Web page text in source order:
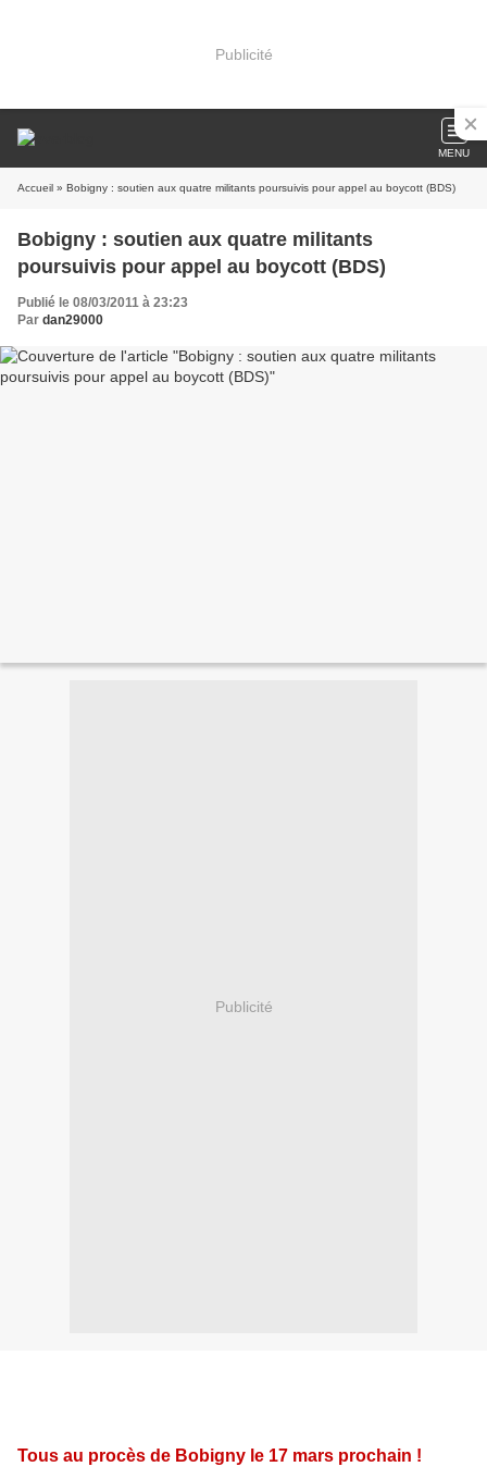
Publicité
MENU
Accueil » Bobigny : soutien aux quatre militants poursuivis pour appel au boycott (BDS)
Bobigny : soutien aux quatre militants
poursuivis pour appel au boycott (BDS)
Publié le 08/03/2011 à 23:23
Par dan29000
Publicité
Tous au procès de Bobigny le 17 mars prochain !